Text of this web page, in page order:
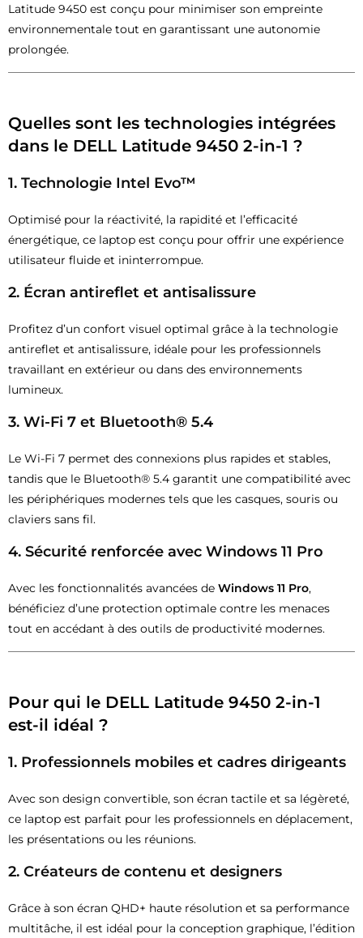
Latitude 9450 est conçu pour minimiser son empreinte
environnementale tout en garantissant une autonomie
prolongée.
Quelles sont les technologies intégrées
dans le DELL Latitude 9450 2-in-1 ?
1. Technologie Intel Evo™
Optimisé pour la réactivité, la rapidité et l’efficacité
énergétique, ce laptop est conçu pour offrir une expérience
utilisateur fluide et ininterrompue.
2. Écran antireflet et antisalissure
Profitez d’un confort visuel optimal grâce à la technologie
antireflet et antisalissure, idéale pour les professionnels
travaillant en extérieur ou dans des environnements
lumineux.
3. Wi-Fi 7 et Bluetooth® 5.4
Le Wi-Fi 7 permet des connexions plus rapides et stables,
tandis que le Bluetooth® 5.4 garantit une compatibilité avec
les périphériques modernes tels que les casques, souris ou
claviers sans fil.
4. Sécurité renforcée avec Windows 11 Pro
Avec les fonctionnalités avancées de Windows 11 Pro,
bénéficiez d’une protection optimale contre les menaces
tout en accédant à des outils de productivité modernes.
Pour qui le DELL Latitude 9450 2-in-1
est-il idéal ?
1. Professionnels mobiles et cadres dirigeants
Avec son design convertible, son écran tactile et sa légèreté,
ce laptop est parfait pour les professionnels en déplacement,
les présentations ou les réunions.
2. Créateurs de contenu et designers
Grâce à son écran QHD+ haute résolution et sa performance
multitâche, il est idéal pour la conception graphique, l’édition